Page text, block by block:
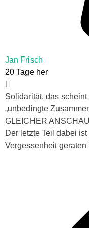
Jan Frisch
20 Tage her
Solidarität, das
„unbedingte
GLEICHER
Der letzte Teil dabei
Vergessenheit geraten